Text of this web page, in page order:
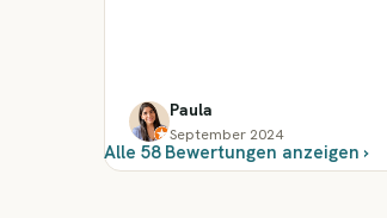
Paula
September 2024
Alle 58 Bewertungen anzeigen ›